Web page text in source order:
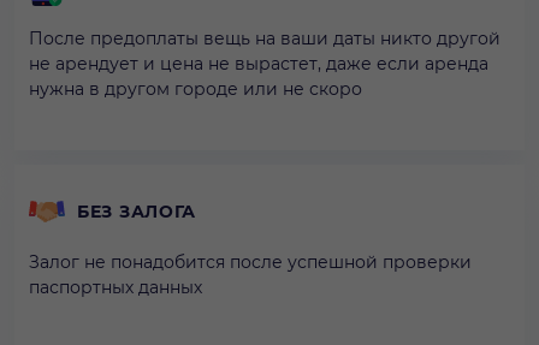
После предоплаты вещь на ваши даты никто другой
не арендует и цена не вырастет, даже если аренда
нужна в другом городе или не скоро
БЕЗ ЗАЛОГА
Залог не понадобится после успешной проверки
паспортных данных